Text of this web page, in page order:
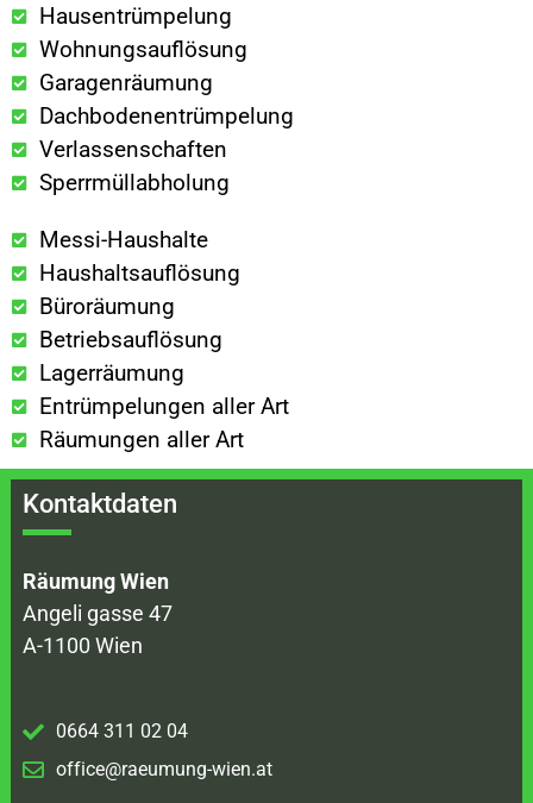
Hausentrümpelung
Wohnungsauflösung
Garagenräumung
Dachbodenentrümpelung
Verlassenschaften
Sperrmüllabholung
Messi-Haushalte
Haushaltsauflösung
Büroräumung
Betriebsauflösung
Lagerräumung
Entrümpelungen aller Art
Räumungen aller Art
Kontaktdaten
Räumung Wien
Angeli gasse 47
A-1100 Wien
0664 311 02 04
office@raeumung-wien.at